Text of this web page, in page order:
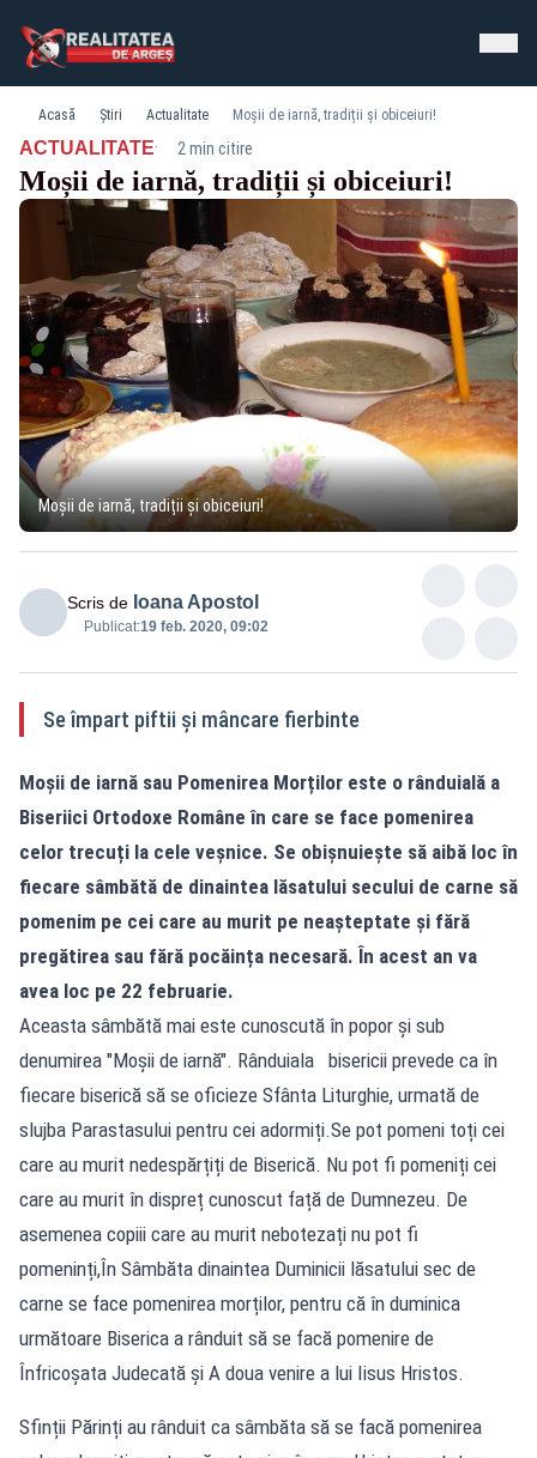
Acasă Știri Actualitate Moșii de iarnă, tradiții și obiceiuri!
ACTUALITATE· 2 min citire
Moșii de iarnă, tradiții și obiceiuri!
Moșii de iarnă, tradiții și obiceiuri!
Scris de Ioana Apostol
Publicat:19 feb. 2020, 09:02
Se împart piftii și mâncare fierbinte
Moșii de iarnă sau Pomenirea Morților este o rânduială a
Biseriici Ortodoxe Române în care se face pomenirea
celor trecuți la cele veșnice. Se obișnuiește să aibă loc în
fiecare sâmbătă de dinaintea lăsatului secului de carne să
pomenim pe cei care au murit pe neașteptate și fără
pregătirea sau fără pocăința necesară. În acest an va
avea loc pe 22 februarie.
Aceasta sâmbătă mai este cunoscută în popor și sub
denumirea "Moșii de iarnă". Rânduiala bisericii prevede ca în
fiecare biserică să se oficieze Sfânta Liturghie, urmată de
slujba Parastasului pentru cei adormiți.Se pot pomeni toți cei
care au murit nedespărțiți de Biserică. Nu pot fi pomeniți cei
care au murit în dispreț cunoscut față de Dumnezeu. De
asemenea copiii care au murit nebotezați nu pot fi
pomeninți,În Sâmbăta dinaintea Duminicii lăsatului sec de
carne se face pomenirea morților, pentru că în duminica
următoare Biserica a rânduit să se facă pomenire de
Înfricoșata Judecată și A doua venire a lui Iisus Hristos.
Sfinții Părinți au rânduit ca sâmbăta să se facă pomenirea